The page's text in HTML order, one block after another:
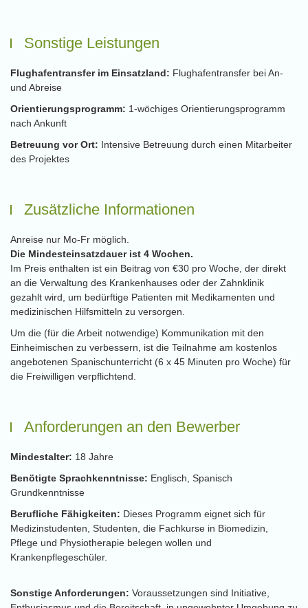
Sonstige Leistungen
Flughafentransfer im Einsatzland: Flughafentransfer bei An-
und Abreise
Orientierungsprogramm: 1-wöchiges Orientierungsprogramm
nach Ankunft
Betreuung vor Ort: Intensive Betreuung durch einen Mitarbeiter
des Projektes
Zusätzliche Informationen
Anreise nur Mo-Fr möglich.
Die Mindesteinsatzdauer ist 4 Wochen.
Im Preis enthalten ist ein Beitrag von €30 pro Woche, der direkt
an die Verwaltung des Krankenhauses oder der Zahnklinik
gezahlt wird, um bedürftige Patienten mit Medikamenten und
medizinischen Hilfsmitteln zu versorgen.
Um die (für die Arbeit notwendige) Kommunikation mit den
Einheimischen zu verbessern, ist die Teilnahme am kostenlos
angebotenen Spanischunterricht (6 x 45 Minuten pro Woche) für
die Freiwilligen verpflichtend.
Anforderungen an den Bewerber
Mindestalter: 18 Jahre
Benötigte Sprachkenntnisse: Englisch, Spanisch
Grundkenntnisse
Berufliche Fähigkeiten: Dieses Programm eignet sich für
Medizinstudenten, Studenten, die Fachkurse in Biomedizin,
Pflege und Physiotherapie belegen wollen und
Krankenpflegeschüler.
Sonstige Anforderungen: Voraussetzungen sind Initiative,